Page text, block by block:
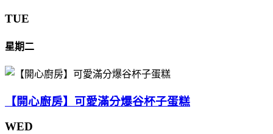
TUE
星期二
【開心廚房】可愛滿分爆谷杯子蛋糕
WED